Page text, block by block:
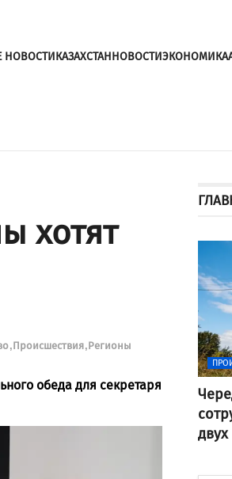
НОВОСТИКАЗАХСТАННОВОСТИЭКОНОМИКА
хотят
Происшествия Регионы
обеда для секретаря